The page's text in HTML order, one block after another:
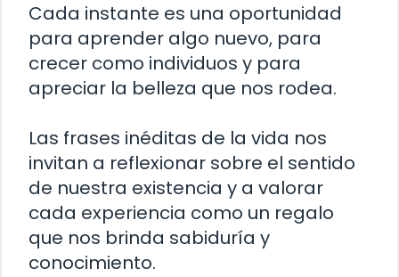
Cada instante es una oportunidad
para aprender algo nuevo, para
crecer como individuos y para
apreciar la belleza que nos rodea.
Las frases inéditas de la vida nos
invitan a reflexionar sobre el sentido
de nuestra existencia y a valorar
cada experiencia como un regalo
que nos brinda sabiduría y
conocimiento.